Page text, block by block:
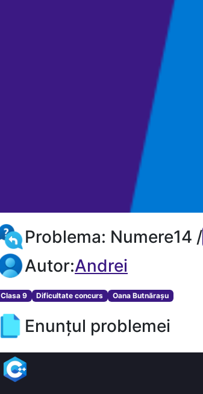
Problema: Numere14 /
Autor:Andrei
Clasa 9 Dificultate concurs Oana Butnărașu
Enunțul problemei